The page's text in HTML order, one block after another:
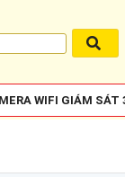
WIFI GIÁM SÁT